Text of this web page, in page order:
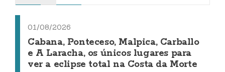
01/08/2026
Cabana, Ponteceso, Malpica, Carballo
e A Laracha, os únicos lugares para
ver a eclipse total na Costa da Morte